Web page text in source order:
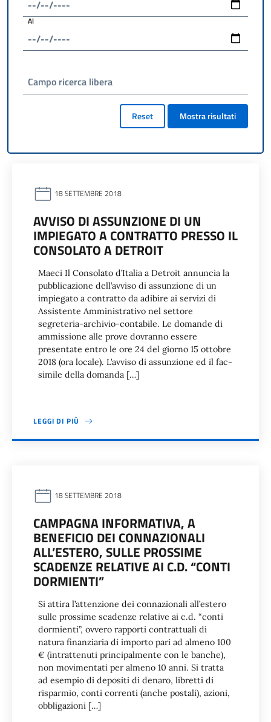
Al
Campo ricerca libera
Reset Mostra risultati
18 SETTEMBRE 2018
AVVISO DI ASSUNZIONE DI UN
IMPIEGATO A CONTRATTO PRESSO IL
CONSOLATO A DETROIT
Maeci Il Consolato d’Italia a Detroit annuncia la
pubblicazione dell’avviso di assunzione di un
impiegato a contratto da adibire ai servizi di
Assistente Amministrativo nel settore
segreteria-archivio-contabile. Le domande di
ammissione alle prove dovranno essere
presentate entro le ore 24 del giorno 15 ottobre
2018 (ora locale). L’avviso di assunzione ed il fac-
simile della domanda […]
LEGGI DI PIÙ
18 SETTEMBRE 2018
CAMPAGNA INFORMATIVA, A
BENEFICIO DEI CONNAZIONALI
ALL’ESTERO, SULLE PROSSIME
SCADENZE RELATIVE AI C.D. “CONTI
DORMIENTI”
Si attira l’attenzione dei connazionali all’estero
sulle prossime scadenze relative ai c.d. “conti
dormienti”, ovvero rapporti contrattuali di
natura finanziaria di importo pari ad almeno 100
€ (intrattenuti principalmente con le banche),
non movimentati per almeno 10 anni. Si tratta
ad esempio di depositi di denaro, libretti di
risparmio, conti correnti (anche postali), azioni,
obbligazioni […]